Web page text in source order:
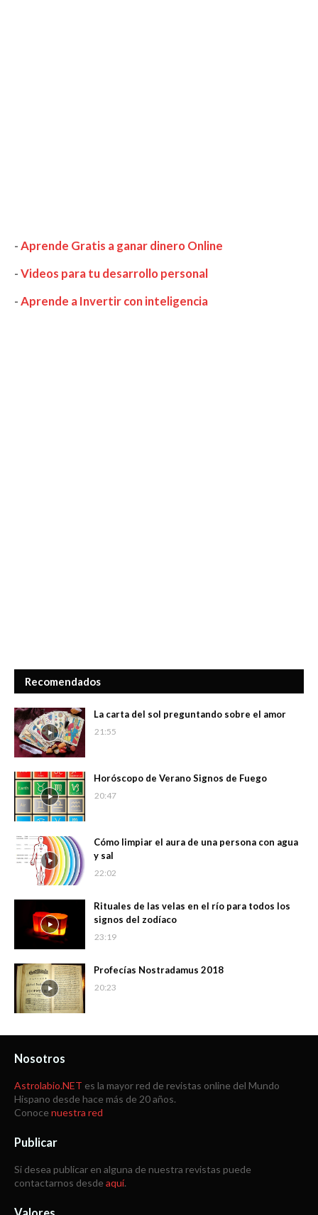
-Aprende Gratis a ganar dinero Online
-Videos para tu desarrollo personal
-Aprende a Invertir con inteligencia
Recomendados
La carta del sol preguntando sobre el amor
21:55
Horóscopo de Verano Signos de Fuego
20:47
Cómo limpiar el aura de una persona con agua
y sal
22:02
Rituales de las velas en el río para todos los
signos del zodíaco
23:19
Profecías Nostradamus 2018
20:23
Nosotros
Astrolabio.NET es la mayor red de revistas online del Mundo
Hispano desde hace más de 20 años.
Conoce nuestra red
Publicar
Si desea publicar en alguna de nuestra revistas puede
contactarnos desde aquí.